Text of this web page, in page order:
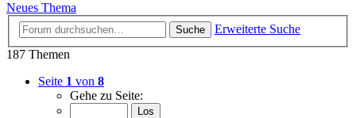
Neues Thema
Suche
Erweiterte Suche
187 Themen
Seite 1 von 8
Gehe zu Seite: